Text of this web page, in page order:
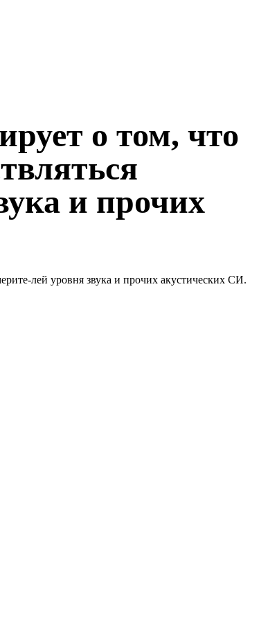
о том, что
и прочих
лей уровня звука и прочих акустических СИ.